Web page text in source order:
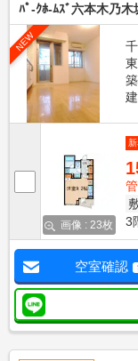
ﾊﾟ-ｸﾎ-ﾑｽﾞ六本木乃木
NEW
画像 : 23枚
3
空室確認